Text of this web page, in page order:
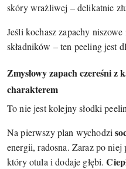
skóry wrażliwej – delikatnie
Jeśli kochasz zapachy
składników – ten peeling jest
Zmysłowy zapach czereśni z
charakterem
To nie jest kolejny słodki
Na pierwszy plan wychodzi
energii, radosna. Zaraz po
który otula i dodaje głębi.